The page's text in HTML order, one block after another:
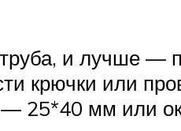
и лучше —
крючки или
25*40 мм или